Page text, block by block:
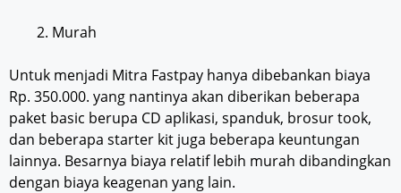
Murah
Untuk menjadi Mitra Fastpay hanya dibebankan biaya
Rp. 350.000. yang nantinya akan diberikan beberapa
paket basic berupa CD aplikasi, spanduk, brosur took,
dan beberapa starter kit juga beberapa keuntungan
lainnya. Besarnya biaya relatif lebih murah dibandingkan
dengan biaya keagenan yang lain.